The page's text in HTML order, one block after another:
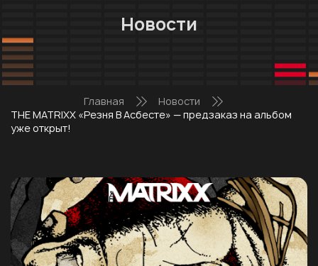
Новости
Главная
Новости
THE MATRIXX «Резня В Асбесте» — предзаказ на альбом
уже открыт!